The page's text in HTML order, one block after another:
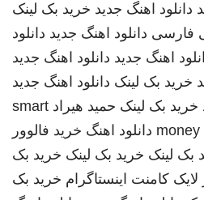
دانلود اهنگ جدید خرید بک لینک
فارسی دانلود اهنگ جدید دانلود
اهنگ جدید دانلود اهنگ جدید
خرید بک لینک دانلود اهنگ جدید
خرید بک لینک حمید هیراد smart
money دانلود اهنگ خرید فالوور
بک لینک خرید بک لینک خرید بک
لایک کامنت اینستاگرام خرید بک